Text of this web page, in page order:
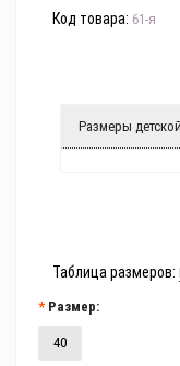
Код товара: 61-я
Размеры
Таблица размеров:
Размер:
40